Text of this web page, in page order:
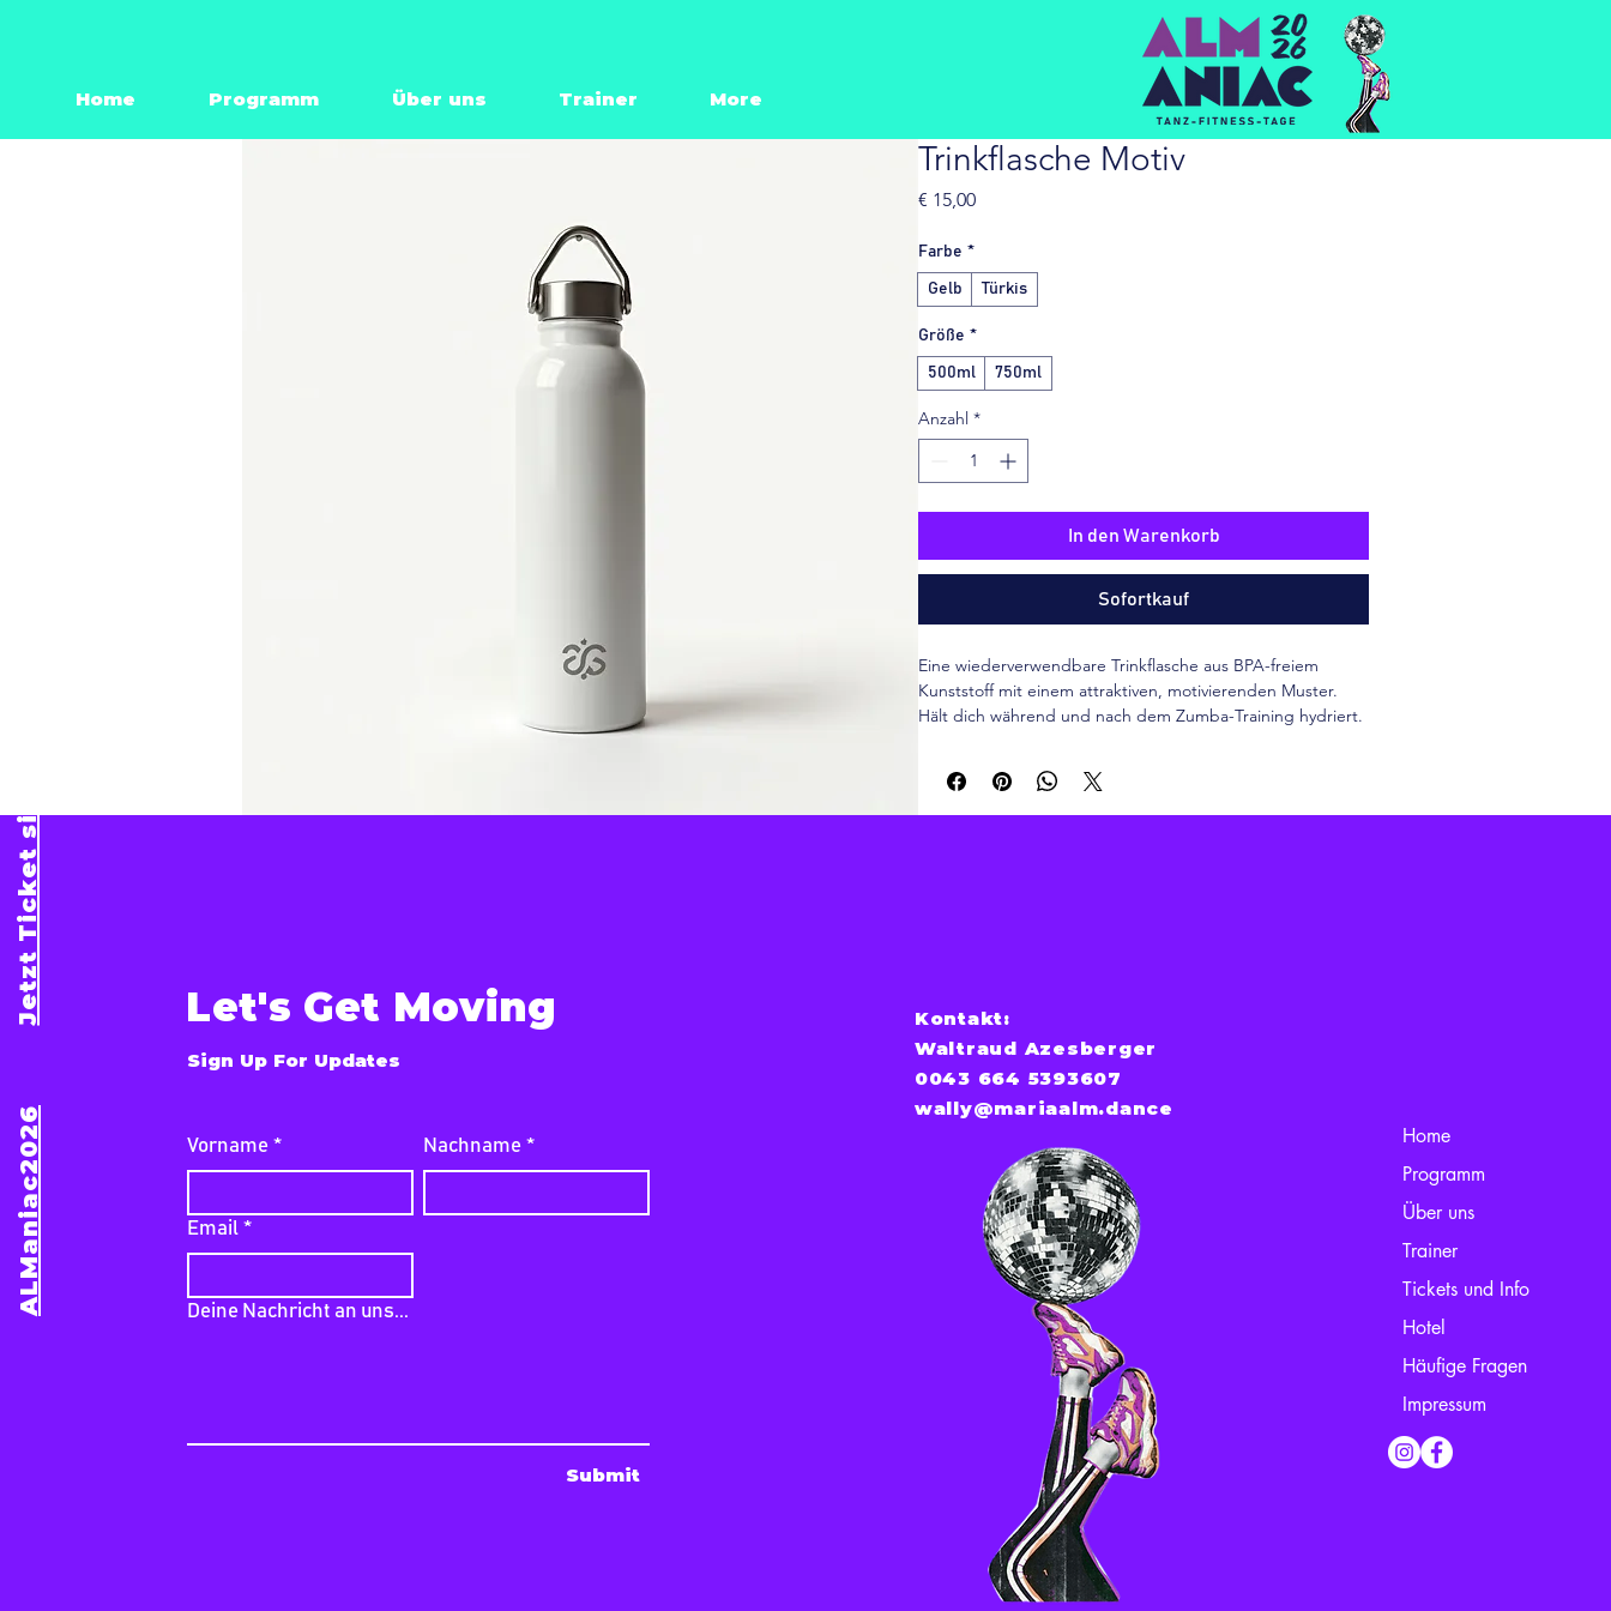
Home Programm Über uns Trainer More
Jetzt Ticket sichern!
ALManiac2026
Trinkflasche Motiv
€ 15,00Preis
Farbe *
Gelb Türkis
Größe *
500ml 750ml
Anzahl *
In den Warenkorb
Sofortkauf
Eine wiederverwendbare Trinkflasche aus BPA-freiem
Kunststoff mit einem attraktiven, motivierenden Muster.
Hält dich während und nach dem Zumba-Training hydriert.
Let's Get Moving
Sign Up For Updates
Vorname * Nachname *
Email *
Deine Nachricht an uns...
Submit
Kontakt:
Waltraud Azesberger
0043 664 5393607
wally@mariaalm.dance
Home
Programm
Über uns
Trainer
Tickets und Info
Hotel
Häufige Fragen
Impressum